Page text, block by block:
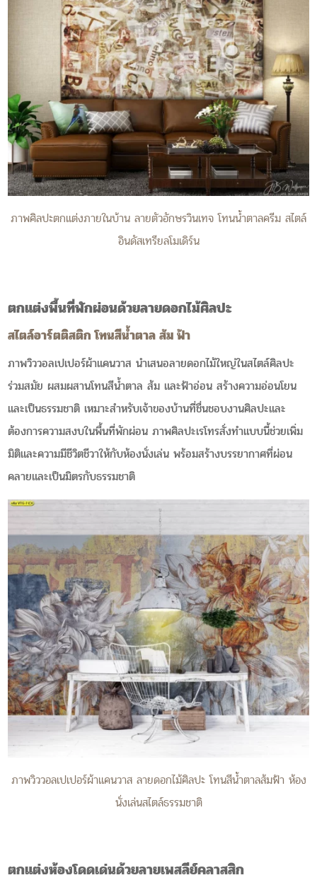
ภาพศิลปะตกแต่งภายในบ้าน ลายตัวอักษรวินเทจ โทนน้ำตาลครีม สไตล์
อินดัสเทรียลโมเดิร์น
ตกแต่งพื้นที่พักผ่อนด้วยลายดอกไม้ศิลปะ
สไตล์อาร์ตติสติก โทนสีน้ำตาล ส้ม ฟ้า
ภาพวิววอลเปเปอร์ผ้าแคนวาส นำเสนอลายดอกไม้ใหญ่ในสไตล์ศิลปะ
ร่วมสมัย ผสมผสานโทนสีน้ำตาล ส้ม และฟ้าอ่อน สร้างความอ่อนโยน
และเป็นธรรมชาติ เหมาะสำหรับเจ้าของบ้านที่ชื่นชอบงานศิลปะและ
ต้องการความสงบในพื้นที่พักผ่อน ภาพศิลปะเรโทรสั่งทำแบบนี้ช่วยเพิ่ม
มิติและความมีชีวิตชีวาให้กับห้องนั่งเล่น พร้อมสร้างบรรยากาศที่ผ่อน
คลายและเป็นมิตรกับธรรมชาติ
ภาพวิววอลเปเปอร์ผ้าแคนวาส ลายดอกไม้ศิลปะ โทนสีน้ำตาลส้มฟ้า ห้อง
นั่งเล่นสไตล์ธรรมชาติ
ตกแต่งห้องโดดเด่นด้วยลายเพสลีย์คลาสสิก